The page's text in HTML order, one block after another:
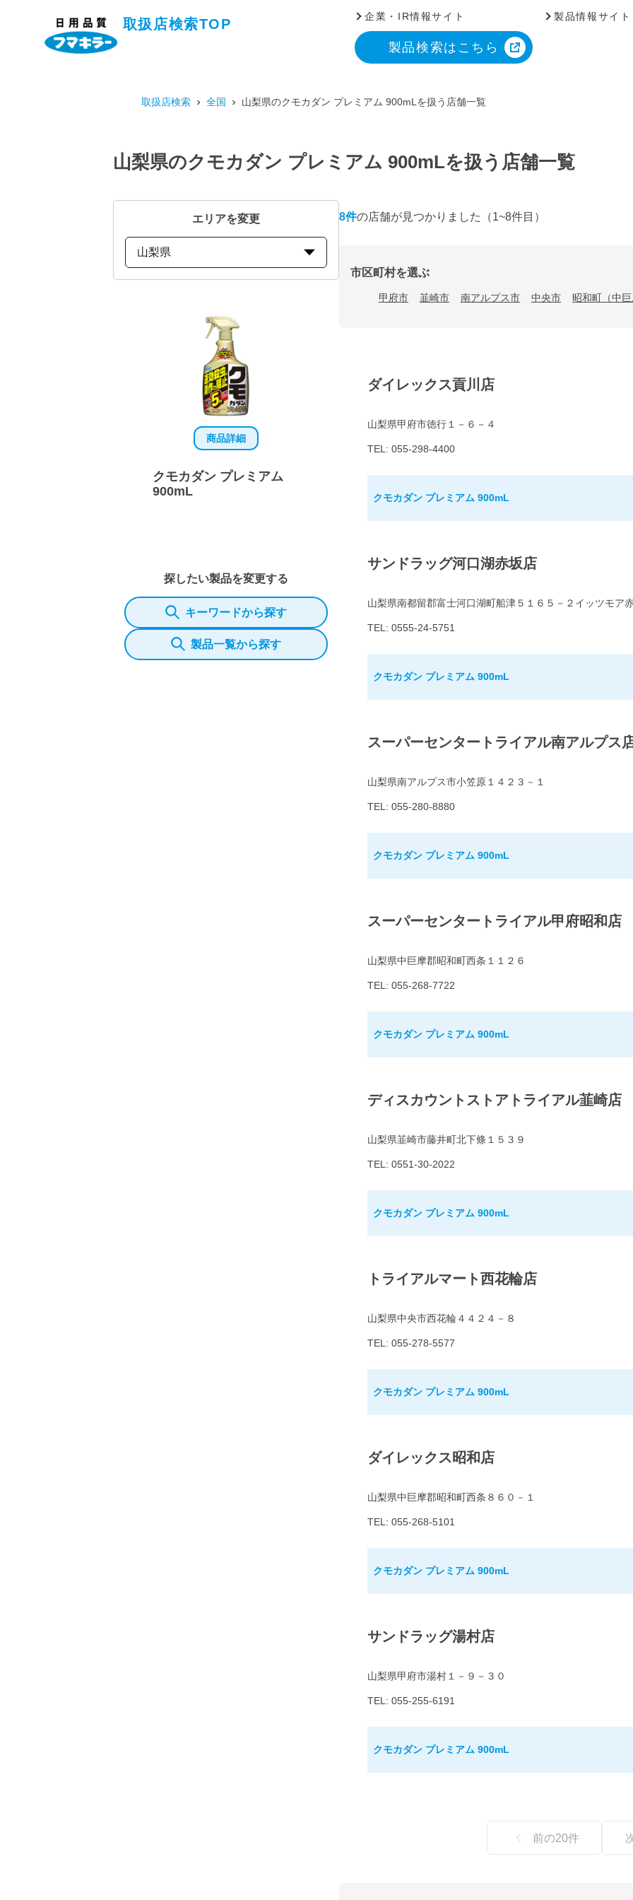
取扱店検索TOP
企業・IR情報サイト 製品情報サイト
製品検索はこちら
取扱店検索 全国 山梨県のクモカダン プレミアム 900mLを扱う店舗一覧
山梨県のクモカダン プレミアム 900mLを扱う店舗一覧
エリアを変更
山梨県
商品詳細
クモカダン プレミアム
900mL
探したい製品を変更する
キーワードから探す
製品一覧から探す
8件の店舗が見つかりました （1~8件目）
市区町村を選ぶ
甲府市 韮崎市 南アルプス市 中央市 昭和町（中
ダイレックス貢川店
山梨県甲府市徳行１－６－４
TEL: 055-298-4400
クモカダン プレミアム 900mL
サンドラッグ河口湖赤坂店
山梨県南都留郡富士河口湖町船津５１６５－２イッツモア
TEL: 0555-24-5751
クモカダン プレミアム 900mL
スーパーセンタートライアル南アルプス
山梨県南アルプス市小笠原１４２３－１
TEL: 055-280-8880
クモカダン プレミアム 900mL
スーパーセンタートライアル甲府昭和店
山梨県中巨摩郡昭和町西条１１２６
TEL: 055-268-7722
クモカダン プレミアム 900mL
ディスカウントストアトライアル韮崎店
山梨県韮崎市藤井町北下條１５３９
TEL: 0551-30-2022
クモカダン プレミアム 900mL
トライアルマート西花輪店
山梨県中央市西花輪４４２４－８
TEL: 055-278-5577
クモカダン プレミアム 900mL
ダイレックス昭和店
山梨県中巨摩郡昭和町西条８６０－１
TEL: 055-268-5101
クモカダン プレミアム 900mL
サンドラッグ湯村店
山梨県甲府市湯村１－９－３０
TEL: 055-255-6191
クモカダン プレミアム 900mL
前の20件